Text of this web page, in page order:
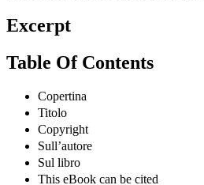
Excerpt
Table Of Contents
Copertina
Titolo
Copyright
Sull’autore
Sul libro
This eBook can be cited